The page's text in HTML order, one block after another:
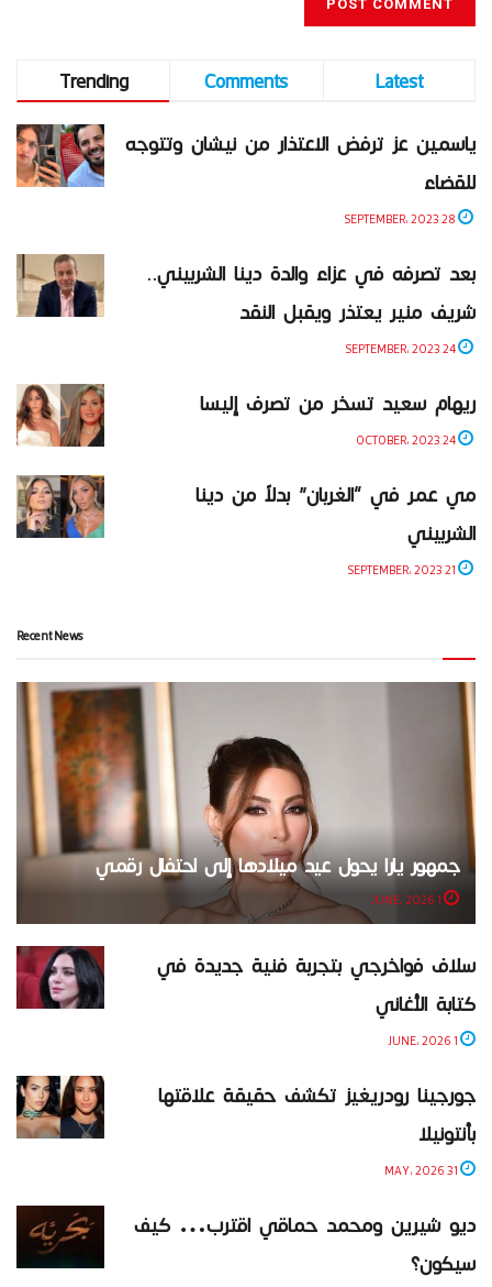
Trending Comments
Latest
ياسمين عز ترفض الاعتذار من نيشان وتتوجه
للقضاء
بعد تصرفه في عزاء والدة دينا الشربيني..
شريف منير يعتذر ويقبل النقد
ريهام سعيد تسخر من تصرف إليسا
مي عمر في “الغربان” بدلاً من دينا
الشربيني
Recent News
جمهور يارا يحول عيد ميلادها إلى احتفال رقمي
سلاف فواخرجي بتجربة فنية جديدة في
كتابة الأغاني
جورجينا رودريغيز تكشف حقيقة علاقتها
بأنتونيلا
ديو شيرين ومحمد حماقي اقترب… كيف
سيكون؟